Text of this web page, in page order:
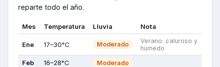
reparte todo el año.
Mes Temperatura Lluvia Nota
Ene 17–30°C Moderado
Verano: caluroso y
húmedo
Feb 16–28°C Moderado